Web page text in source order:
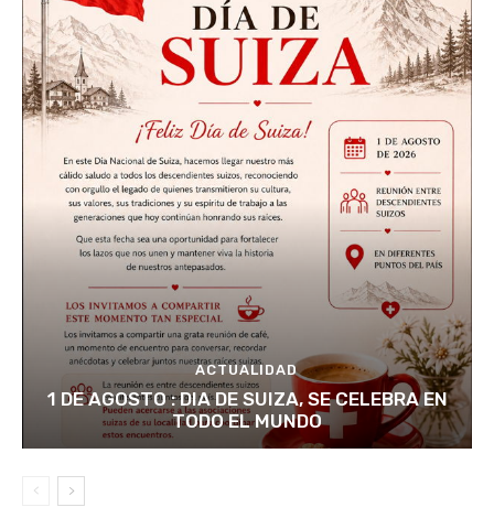
ACTUALIDAD
1 DE AGOSTO : DIA DE SUIZA, SE CELEBRA EN
TODO EL MUNDO